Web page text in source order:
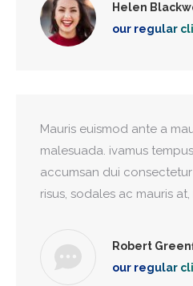
Helen
our regular
Robert
our regular
Mauris euismod ante a
malesuada. ivamus
accumsan dui
risus, sodales ac mauris